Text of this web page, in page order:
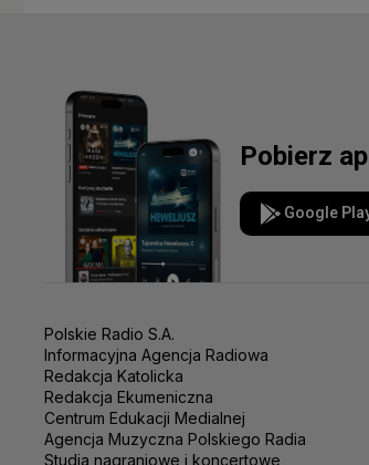
Pobierz
Google
Polskie Radio S.A.
Informacyjna Agencja Radiowa
Redakcja Katolicka
Redakcja Ekumeniczna
Centrum Edukacji Medialnej
Agencja Muzyczna Polskiego Radia
Studia nagraniowe i koncertowe